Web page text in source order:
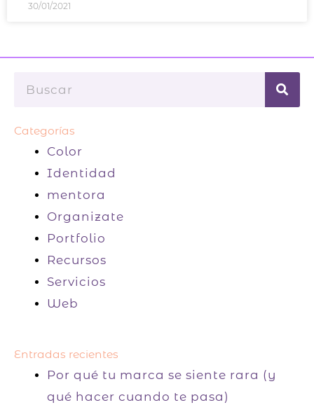
30/01/2021
Buscar
Categorías
Color
Identidad
mentora
Organizate
Portfolio
Recursos
Servicios
Web
Entradas recientes
Por qué tu marca se siente rara (y
qué hacer cuando te pasa)